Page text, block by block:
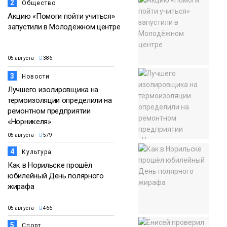
2 Общество
Акцию «Помоги пойти учиться»
запустили в Молодёжном центре
05 августа 386
3 Новости
Лучшего изолировщика на
термоизоляции определили на
ремонтном предприятии
«Норникеля»
05 августа 579
4 Культура
Как в Норильске прошёл
юбилейный День полярного
жирафа
05 августа 466
5